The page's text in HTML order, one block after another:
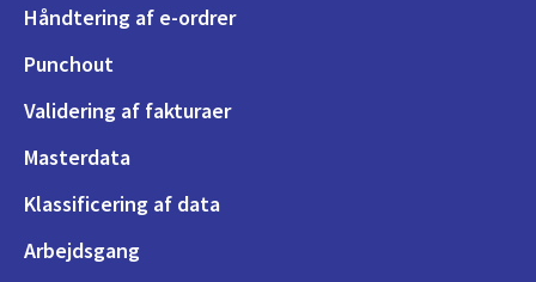
Håndtering af e-ordrer
Punchout
Validering af fakturaer
Masterdata
Klassificering af data
Arbejdsgang